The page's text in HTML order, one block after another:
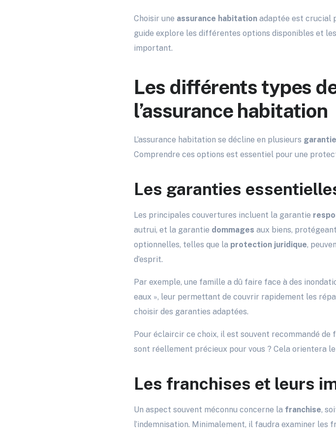
Choisir une assurance habitation adaptée est crucial
guide explore les différentes options disponibles et
important.
Les différents types
l’assurance habitation
L’assurance habitation se décline en plusieurs
Comprendre ces options est essentiel pour une
Les garanties
Les principales couvertures incluent la garantie
autrui, et la garantie dommages aux biens,
optionnelles, telles que la protection juridique,
d’esprit.
Par exemple, une famille a dû faire face à des
eaux », leur permettant de couvrir rapidement les
choisir des garanties adaptées.
Pour éclaircir ce choix, il est souvent recommandé de
sont réellement précieux pour vous ? Cela orientera
Les franchises et leurs
Un aspect souvent méconnu concerne la franchise,
l’indemnisation. Minimalement, il faudra examiner